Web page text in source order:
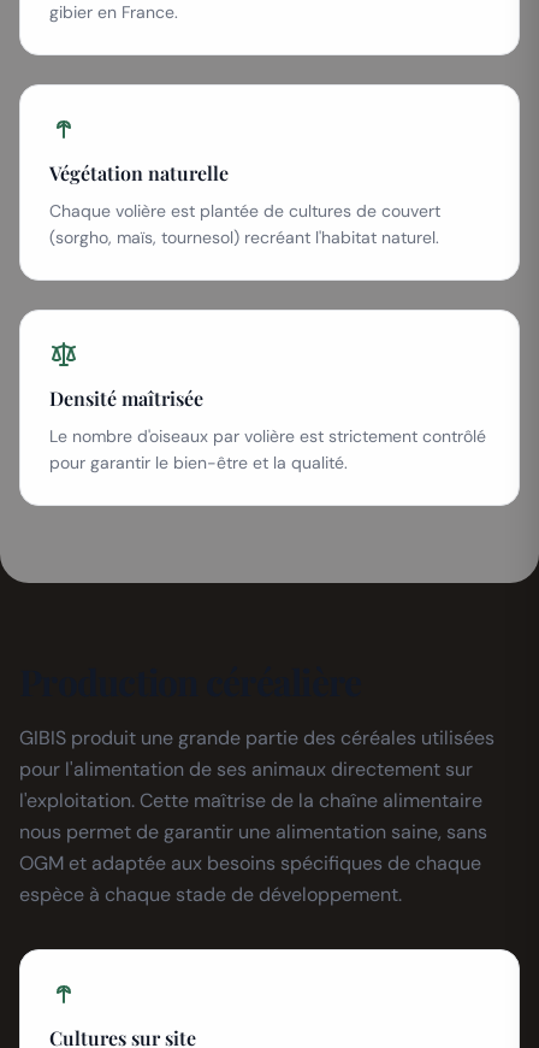
gibier en France.
Végétation naturelle
Chaque volière est plantée de cultures de couvert
(sorgho, maïs, tournesol) recréant l'habitat naturel.
Densité maîtrisée
Le nombre d'oiseaux par volière est strictement contrôlé
pour garantir le bien-être et la qualité.
GIBIS produit une grande partie des céréales utilisées
pour l'alimentation de ses animaux directement sur
l'exploitation. Cette maîtrise de la chaîne alimentaire
nous permet de garantir une alimentation saine, sans
OGM et adaptée aux besoins spécifiques de chaque
espèce à chaque stade de développement.
Cultures sur site